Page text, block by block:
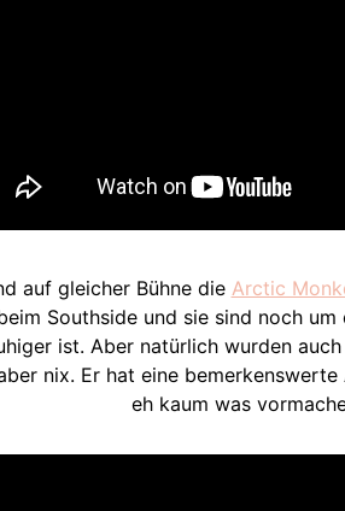
auf gleicher Bühne die Arctic
Southside und sie sind noch
ist. Aber natürlich wurden
nix. Er hat eine
eh kaum was